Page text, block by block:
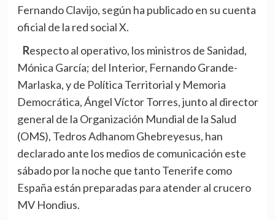
Fernando Clavijo, según ha publicado en su cuenta
oficial de la red social X.
Respecto al operativo, los ministros de Sanidad,
Mónica García; del Interior, Fernando Grande-
Marlaska, y de Política Territorial y Memoria
Democrática, Ángel Víctor Torres, junto al director
general de la Organización Mundial de la Salud
(OMS), Tedros Adhanom Ghebreyesus, han
declarado ante los medios de comunicación este
sábado por la noche que tanto Tenerife como
España están preparadas para atender al crucero
MV Hondius.